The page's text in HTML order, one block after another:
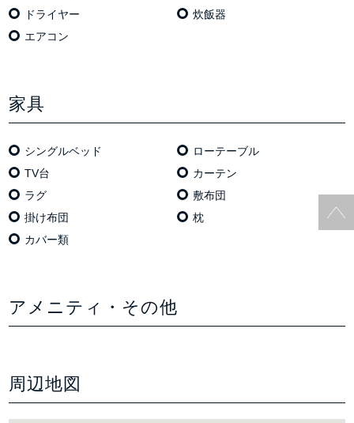
ドライヤー
炊飯器
エアコン
家具
シングルベッド
ローテーブル
TV台
カーテン
ラグ
敷布団
掛け布団
枕
カバー類
アメニティ・その他
周辺地図